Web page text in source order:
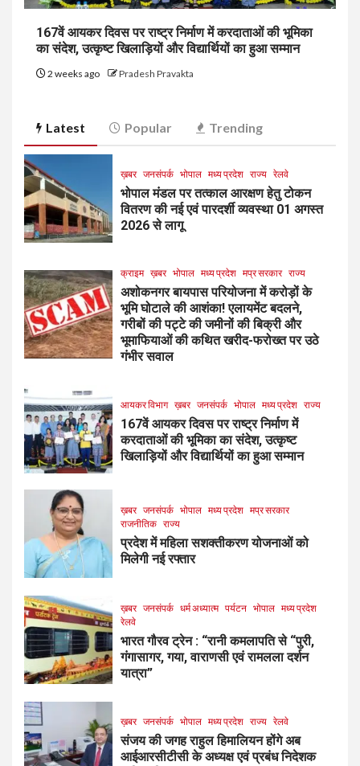
167वें आयकर दिवस पर राष्ट्र निर्माण में करदाताओं की भूमिका
का संदेश, उत्कृष्ट खिलाड़ियों और विद्यार्थियों का हुआ सम्मान
2 weeks ago Pradesh Pravakta
Latest Popular Trending
ख़बर जनसंपर्क भोपाल मध्य प्रदेश राज्य रेलवे
भोपाल मंडल पर तत्काल आरक्षण हेतु टोकन
वितरण की नई एवं पारदर्शी व्यवस्था 01 अगस्त
2026 से लागू
क्राइम ख़बर भोपाल मध्य प्रदेश मप्र सरकार राज्य
अशोकनगर बायपास परियोजना में करोड़ों के
भूमि घोटाले की आशंका! एलायमेंट बदलने,
गरीबों की पट्टे की जमीनों की बिक्री और
भूमाफियाओं की कथित खरीद-फरोख्त पर उठे
गंभीर सवाल
आयकर विभाग ख़बर जनसंपर्क भोपाल मध्य प्रदेश राज्य
167वें आयकर दिवस पर राष्ट्र निर्माण में
करदाताओं की भूमिका का संदेश, उत्कृष्ट
खिलाड़ियों और विद्यार्थियों का हुआ सम्मान
ख़बर जनसंपर्क भोपाल मध्य प्रदेश मप्र सरकार
राजनीतिक राज्य
प्रदेश में महिला सशक्तीकरण योजनाओं को
मिलेगी नई रफ्तार
ख़बर जनसंपर्क धर्म अध्यात्म पर्यटन भोपाल मध्य प्रदेश
रेलवे
भारत गौरव ट्रेन : “रानी कमलापति से “पुरी,
गंगासागर, गया, वाराणसी एवं रामलला दर्शन
यात्रा”
ख़बर जनसंपर्क भोपाल मध्य प्रदेश राज्य रेलवे
संजय की जगह राहुल हिमालियन होंगे अब
आईआरसीटीसी के अध्यक्ष एवं प्रबंध निदेशक